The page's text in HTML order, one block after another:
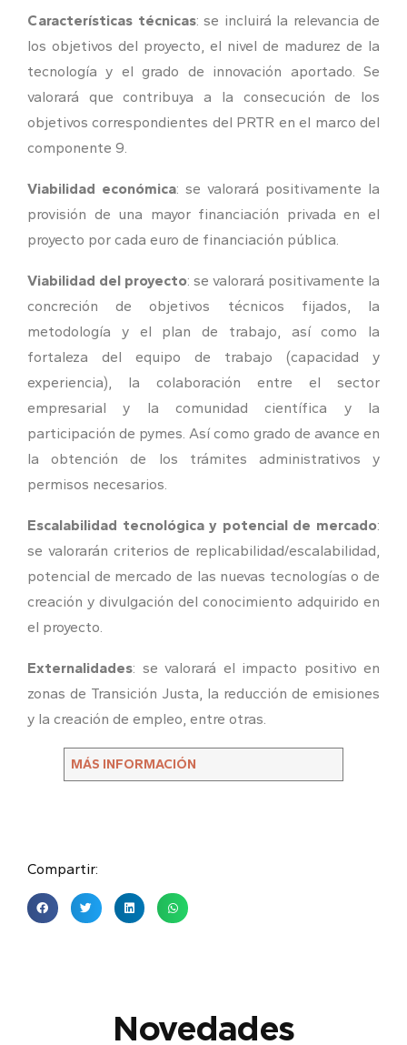
Características técnicas: se incluirá la relevancia de
los objetivos del proyecto, el nivel de madurez de la
tecnología y el grado de innovación aportado. Se
valorará que contribuya a la consecución de los
objetivos correspondientes del PRTR en el marco del
componente 9.
Viabilidad económica: se valorará positivamente la
provisión de una mayor financiación privada en el
proyecto por cada euro de financiación pública.
Viabilidad del proyecto: se valorará positivamente la
concreción de objetivos técnicos fijados, la
metodología y el plan de trabajo, así como la
fortaleza del equipo de trabajo (capacidad y
experiencia), la colaboración entre el sector
empresarial y la comunidad científica y la
participación de pymes. Así como grado de avance en
la obtención de los trámites administrativos y
permisos necesarios.
Escalabilidad tecnológica y potencial de mercado:
se valorarán criterios de replicabilidad/escalabilidad,
potencial de mercado de las nuevas tecnologías o de
creación y divulgación del conocimiento adquirido en
el proyecto.
Externalidades: se valorará el impacto positivo en
zonas de Transición Justa, la reducción de emisiones
y la creación de empleo, entre otras.
MÁS INFORMACIÓN
Compartir:
Novedades